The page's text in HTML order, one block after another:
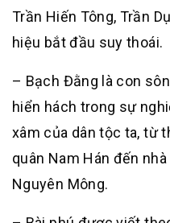
Trần Hiến Tông, Trần
hiệu bắt đầu suy thoái.
– Bạch Đằng là con
hiển hách trong sự
xâm của dân tộc ta, từ
quân Nam Hán đến
Nguyên Mông.